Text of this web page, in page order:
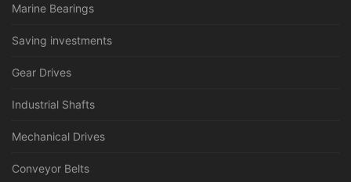
Marine Bearings
Saving investments
Gear Drives
Industrial Shafts
Mechanical Drives
Conveyor Belts